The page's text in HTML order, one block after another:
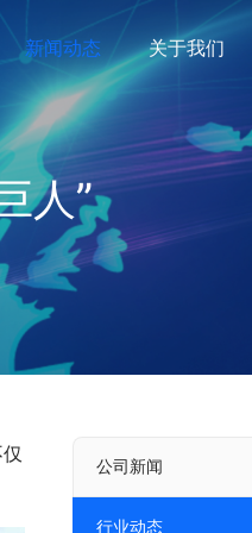
新闻动态 关于我们
人”
公司新闻
行业动态